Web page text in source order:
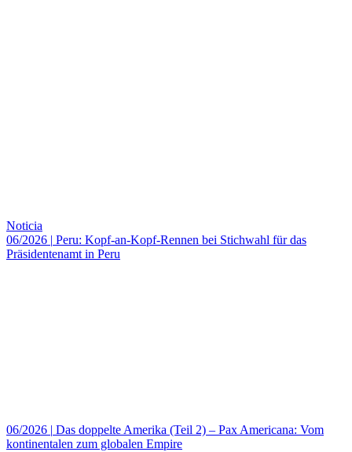
Noticia
06/2026 | Peru: Kopf-an-Kopf-Rennen bei Stichwahl für das
Präsidentenamt in Peru
06/2026 | Das doppelte Amerika (Teil 2) – Pax Americana: Vom
kontinentalen zum globalen Empire